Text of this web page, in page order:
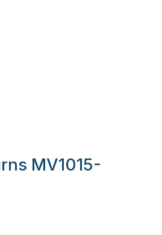
MV1015-